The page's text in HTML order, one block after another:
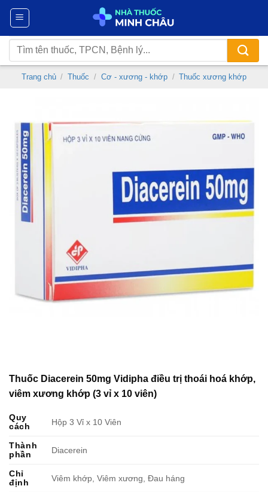
Chuyển
nội
dung
Tìm
kiếm:
Trang chủ / Thuốc / Cơ - xương - khớp / Thuốc xương khớp
Thuốc Diacerein 50mg Vidipha điều trị thoái hoá khớp,
viêm xương khớp (3 vỉ x 10 viên)
Quy
cách
Hộp 3 Vỉ x 10 Viên
Thành
phần
Diacerein
Chỉ
định
Viêm khớp, Viêm xương, Đau háng